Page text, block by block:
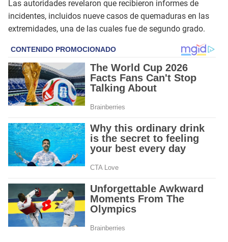
Las autoridades revelaron que recibieron informes de
incidentes, incluidos nueve casos de quemaduras en las
extremidades, una de las cuales fue de segundo grado.